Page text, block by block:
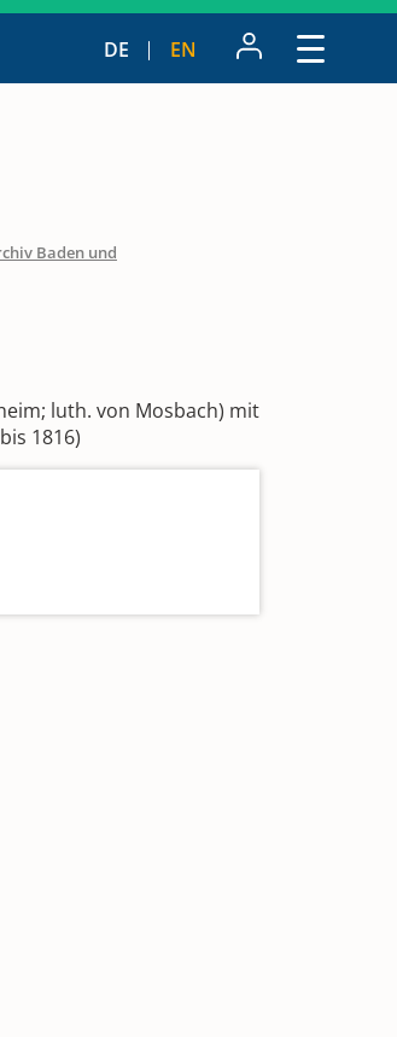
DE EN
Baden und
luth. von Mosbach) mit
1816)